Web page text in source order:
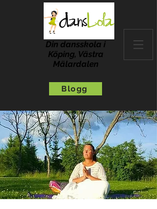
Din dansskola i
Köping, Västra
Mälardalen
Blogg